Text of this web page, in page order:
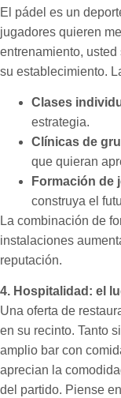
El pádel es un
jugadores quieren
entrenamiento,
su establecimiento.
Clases
estrategia.
Clínicas de
que quieran
Formación de
construya el
La combinación de
instalaciones
reputación.
4. Hospitalidad: el
Una oferta de
en su recinto. Tanto
amplio bar con
aprecian la
del partido. Piense